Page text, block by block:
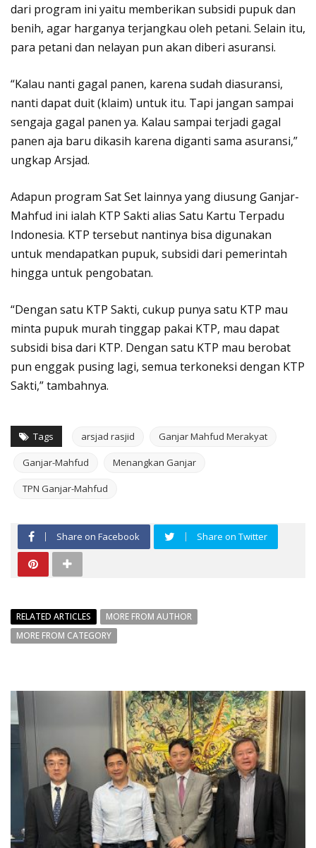
dari program ini yaitu memberikan subsidi pupuk dan
benih, agar harganya terjangkau oleh petani. Selain itu,
para petani dan nelayan pun akan diberi asuransi.
“Kalau nanti gagal panen, karena sudah diasuransi,
nanti dapat duit (klaim) untuk itu. Tapi jangan sampai
sengaja gagal panen ya. Kalau sampai terjadi gagal
panen aja baru dikasih karena diganti sama asuransi,”
ungkap Arsjad.
Adapun program Sat Set lainnya yang diusung Ganjar-
Mahfud ini ialah KTP Sakti alias Satu Kartu Terpadu
Indonesia. KTP tersebut nantinya bisa digunakan
untuk mendapatkan pupuk, subsidi dari pemerintah
hingga untuk pengobatan.
“Dengan satu KTP Sakti, cukup punya satu KTP mau
minta pupuk murah tinggap pakai KTP, mau dapat
subsidi bisa dari KTP. Dengan satu KTP mau berobat
pun enggak pusing lagi, semua terkoneksi dengan KTP
Sakti,” tambahnya.
Tags arsjad rasjid Ganjar Mahfud Merakyat
Ganjar-Mahfud Menangkan Ganjar
TPN Ganjar-Mahfud
Share on Facebook Share on Twitter
RELATED ARTICLES
MORE FROM AUTHOR
MORE FROM CATEGORY